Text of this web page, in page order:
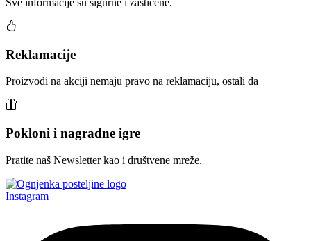
Sve informacije su sigurne i zaštićene.
Reklamacije
Proizvodi na akciji nemaju pravo na reklamaciju, ostali da
Pokloni i nagradne igre
Pratite naš Newsletter kao i društvene mreže.
Instagram